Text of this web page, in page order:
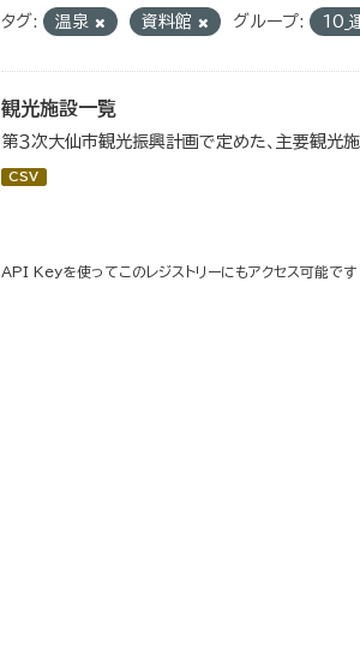
タグ: 温泉 資料館 グループ: 10_
観光施設一覧
第３次大仙市観光振興計画で定めた、主要観光施
CSV
API Keyを使ってこのレジストリーにもアクセス可能です